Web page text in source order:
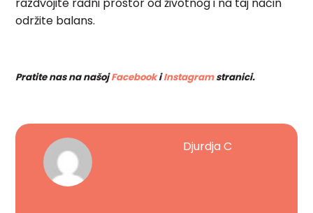
razdvojite radni prostor od životnog i na taj način
održite balans.
Pratite nas na našojFacebookiInstagramstranici.
Djurdja C